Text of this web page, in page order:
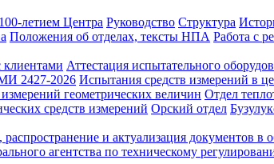
летием Центра Руководство Структура
Положения об отделах, тексты НПА Работа с
клиентами Аттестация испытательного
2427-2026 Испытания средств измерений в
геометрических величин Отдел
средств измерений Орский отдел
и актуализация документов в
агентства по техническому